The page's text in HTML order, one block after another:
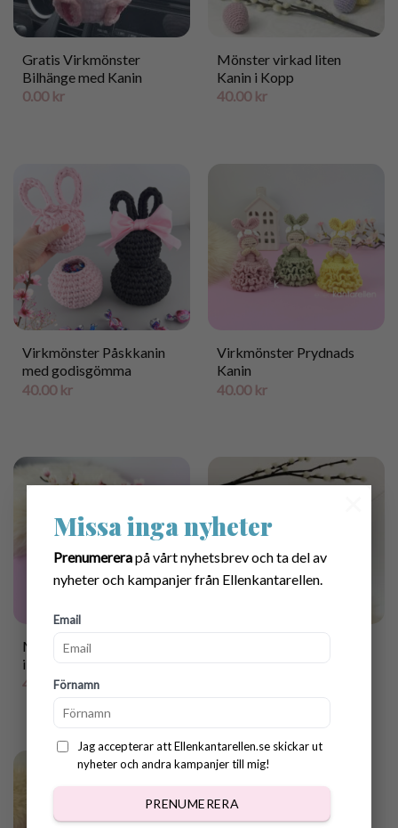
Missa inga nyheter
Prenumererapå vårt nyhetsbrev och ta del av
nyheter och kampanjer från Ellenkantarellen.
Email
Förnamn
Jag accepterar att Ellenkantarellen.se skickar ut
nyheter och andra kampanjer till mig!
PRENUMERERA
Gratis Virkmönster
Bilhänge med Kanin
0.00 kr
Mönster virkad liten
Kanin i Kopp
40.00 kr
Virkmönster Påskkanin
med godisgömma
40.00 kr
Virkmönster Prydnads
Kanin
40.00 kr
Mönster Virkad Kaninbak
i Kopp
40.00kr
PåskKaniner på snöre